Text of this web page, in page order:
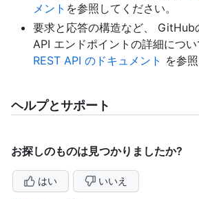
メント を参照してください。
要求と応答の構造など、 GitHub
API エンドポイントの詳細につい
REST API のドキュメント を参
ヘルプとサポート
お探しのものは見つかりましたか?
はい いいえ